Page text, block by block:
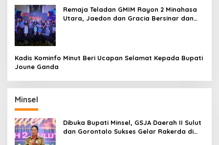
Remaja Teladan GMIM Rayon 2 Minahasa
Utara, Jaedon dan Gracia Bersinar dan
Kadis Kominfo Minut Beri Ucapan Selamat Kepada Bupati
Joune Ganda
Minsel
Dibuka Bupati Minsel, GSJA Daerah II Sulut
dan Gorontalo Sukses Gelar Rakerda di